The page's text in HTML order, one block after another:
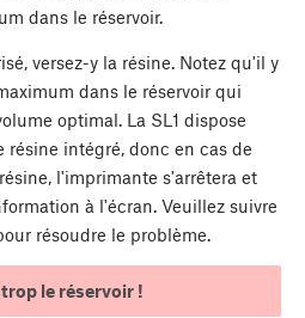
dans le réservoir.
versez-y la résine. Notez qu'il y
dans le réservoir qui
optimal. La SL1 dispose
intégré, donc en cas de
l'imprimante s'arrêtera et
à l'écran. Veuillez suivre
résoudre le problème.
le réservoir !